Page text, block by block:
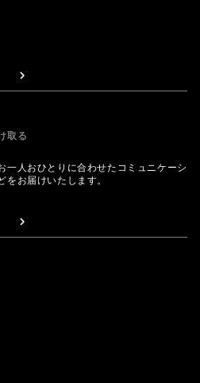
取る
一人おひとりに合わせたコミュニケーシ
をお届けいたします。